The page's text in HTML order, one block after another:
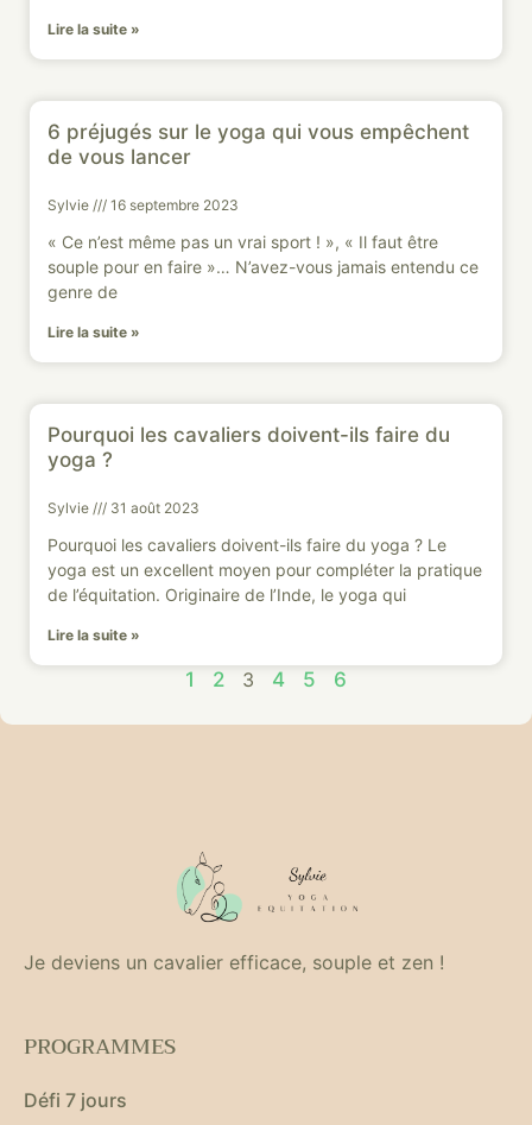
Lire la suite »
6 préjugés sur le yoga qui vous empêchent
de vous lancer
Sylvie 16 septembre 2023
« Ce n’est même pas un vrai sport ! », « Il faut être
souple pour en faire »… N’avez-vous jamais entendu ce
genre de
Lire la suite »
Pourquoi les cavaliers doivent-ils faire du
yoga ?
Sylvie 31 août 2023
Pourquoi les cavaliers doivent-ils faire du yoga ? Le
yoga est un excellent moyen pour compléter la pratique
de l’équitation. Originaire de l’Inde, le yoga qui
Lire la suite »
1 2 3 4 5 6
Je deviens un cavalier efficace, souple et zen !
PROGRAMMES
Défi 7 jours